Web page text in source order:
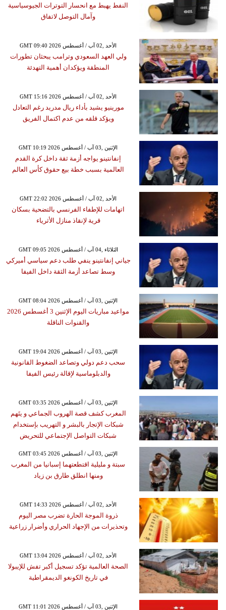
النفط يهبط مع انحسار التوترات الجيوسياسية
وآمال التوصل لاتفاق
GMT 09:40 2026 الأحد ,02 آب / أغسطس
ولي العهد السعودي وترامب يبحثان تطورات
المنطقة ويؤكدان أهمية التهدئة
GMT 15:16 2026 الأحد ,02 آب / أغسطس
مورينيو يشيد بأداء ريال مدريد رغم التعادل
ويؤكد قلقه من عدم اكتمال الفريق
GMT 10:19 2026 الإثنين ,03 آب / أغسطس
إنفانتينو يواجه أزمة ثقة داخل كرة القدم
العالمية بسبب خطة بيع حقوق كأس العالم
GMT 22:02 2026 الأحد ,02 آب / أغسطس
اتهامات للإطفاء الفرنسي بالتضحية بسكان
قرية لإنقاذ منازل الأثرياء
GMT 09:05 2026 الثلاثاء ,04 آب / أغسطس
جياني إنفانتينو ينفي طلب دعم سياسي أميركي
وسط تصاعد أزمة الثقة داخل الفيفا
GMT 08:04 2026 الإثنين ,03 آب / أغسطس
مواعيد مباريات اليوم الإثنين 3 أغسطس 2026
والقنوات الناقلة
GMT 19:04 2026 الإثنين ,03 آب / أغسطس
سحب دعم دولي وتصاعد الضغوط القانونية
والدبلوماسية لإقالة رئيس الفيفا
GMT 03:35 2026 الإثنين ,03 آب / أغسطس
المغرب كشف قصة الهروب الجماعي و يتَهم
شبكات الإتجار بالبشر و التهريب بإستخدام
شبكات التواصل الإجتماعي للتحريض
GMT 03:45 2026 الإثنين ,03 آب / أغسطس
سبتة و مليلية اقتطعتهما إسبانيا من المغرب
ومنها انطلق طارق بن زياد
GMT 14:33 2026 الأحد ,02 آب / أغسطس
ذروة الموجة الحارة تضرب مصر اليوم
وتحذيرات من الإجهاد الحراري وأضرار زراعية
GMT 13:04 2026 الأحد ,02 آب / أغسطس
الصحة العالمية تؤكد تسجيل أكبر تفش للإيبولا
في تاريخ الكونغو الديمقراطية
GMT 11:01 2026 الإثنين ,03 آب / أغسطس